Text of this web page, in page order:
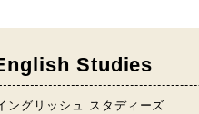
Studies
ングリッシュ スタディーズ